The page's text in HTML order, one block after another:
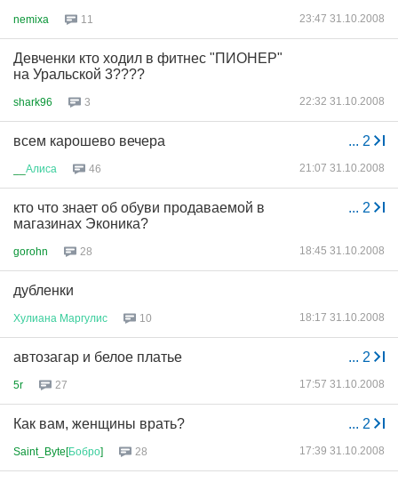
nemixa 11 23:47 31.10.2008
Девченки кто ходил в фитнес "ПИОНЕР"
на Уральской 3????
shark96 3 22:32 31.10.2008
... 2
всем карошево вечера
Алиса 46 21:07 31.10.2008
... 2
кто что знает об обуви продаваемой в
магазинах Эконика?
gorohn 28 18:45 31.10.2008
дубленки
Хулиана Маргулис 10 18:17 31.10.2008
... 2
автозагар и белое платье
5r 27 17:57 31.10.2008
... 2
Как вам, женщины врать?
Saint_Byte[Бобро] 28 17:39 31.10.2008